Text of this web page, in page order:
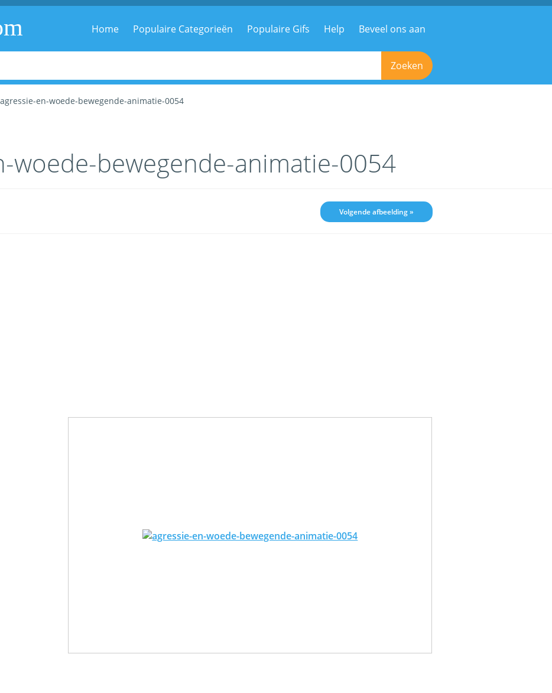
Home Populaire Categorieën Populaire Gifs Help Beveel ons aan
Zoeken
en-woede-bewegende-animatie-0054
woede-bewegende-animatie-0054
Volgende afbeelding »